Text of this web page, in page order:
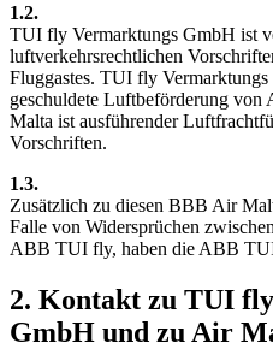
1.2.
TUI fly Vermarktungs GmbH ist
luftverkehrsrechtlichen
Fluggastes. TUI fly
geschuldete Luftbeförderung von
Malta ist ausführender
Vorschriften.
1.3.
Zusätzlich zu diesen BBB Air
Falle von Widersprüchen
ABB TUI fly, haben die ABB
2. Kontakt zu TUI
GmbH und zu Air